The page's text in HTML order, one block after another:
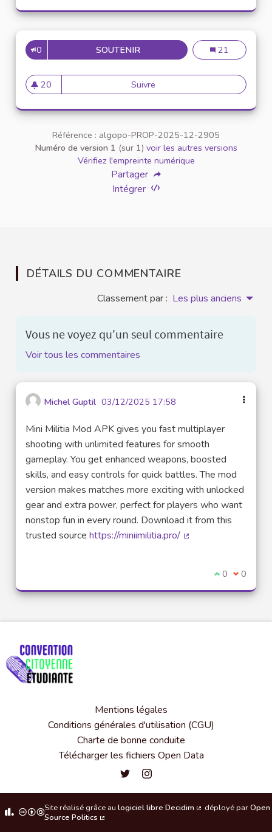
0 SOUTENIREXPLORE GAMES ON THE
Explore
21
20
20 abonnés
Suivre Explore Games on the Play
Référence : algopo-PROP-2025-12-2905
Numéro de version 1 (sur 1) voir les autres versions
Vérifiez l'empreinte numérique
Partager
Intégrer
DÉTAILS DU COMMENTAIRE
Classement par : Les plus anciens
Vous ne voyez qu'un seul commentaire
Voir tous les commentaires
Michel Guptil 03/12/2025 17:58
Mini Militia Mod APK gives you fast multiplayer
shooting with unlimited features for smooth
gameplay. You get enhanced weapons, boosted
skills, and easy controls for quick battles. The mod
version makes matches more exciting with unlocked
gear and extra power, perfect for players who want
nonstop fun in every round. Download it from this
trusted source https://miniimilitia.pro/
Je suis
0 Je ne
0
Mentions légales
Conditions générales d'utilisation (CGU)
Charte de bonne conduite
Télécharger les fichiers Open Data
Convention citoyenne étudiante
Convention citoyenne
Site réalisé grâce au logiciel libre Decidim
(Lien externe)
déployé parOpen
Source Politics